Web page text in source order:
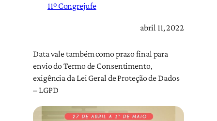
11º Congrejufe
abril 11, 2022
Data vale também como prazo final para
envio do Termo de Consentimento,
exigência da Lei Geral de Proteção de Dados
– LGPD